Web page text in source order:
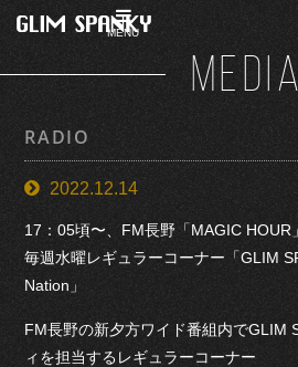
MENU
RADIO
2022.12.14
17：05頃〜、FM長野「MAGIC
毎週水曜レギュラーコーナー「GLIM
Nation」
FM長野の新夕方ワイド番組内でGLIM
ィを担当するレギュラーコーナー